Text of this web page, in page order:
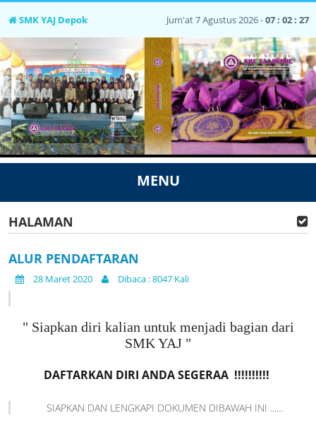
Jum'at 7 Agustus 2026 ⋅ 07 : 02 : 28
SMK YAJ Depok
MENU
HALAMAN
ALUR PENDAFTARAN
28 Maret 2020 Dibaca : 8047 Kali
" Siapkan diri kalian untuk menjadi bagian dari
SMK YAJ "
DAFTARKAN DIRI ANDA SEGERAA !!!!!!!!!!
SIAPKAN DAN LENGKAPI DOKUMEN DIBAWAH INI ......